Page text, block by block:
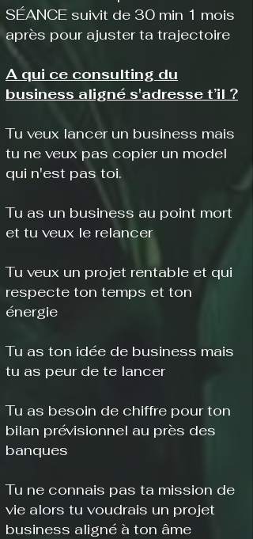
SÉANCE suivit de 30 min 1 mois
après pour ajuster ta trajectoire
​A qui ce consulting du
business aligné s'adresse t’il ?
Tu veux lancer un business mais
tu ne veux pas copier un model
qui n'est pas toi.
​Tu as un business au point mort
et tu veux le relancer
Tu veux un projet rentable et qui
respecte ton temps et ton
énergie
Tu as ton idée de business mais
tu as peur de te lancer
Tu as besoin de chiffre pour ton
bilan prévisionnel au près des
banques
​Tu ne connais pas ta mission de
vie alors tu voudrais un projet
business aligné à ton âme